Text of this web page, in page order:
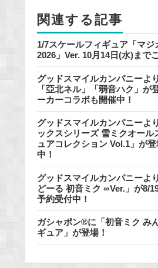
k
関連する記事
1/7スケールフィギュア「マジ
2026」Ver. 10月14日(水)まで
グッドスマイルカンパニーよ
「亞北ネル」「弱音ハク」が
ーカーコラボも開催中！
グッドスマイルカンパニーよ
ックスシリーズ 雪ミクオール
ュアコレクション Vol.1」が
中！
グッドスマイルカンパニーよ
どーる 初音ミク ∞Ver.」が8/
予約受付中！
ガシャポン®に「初音ミク み
ギュア」が登場！